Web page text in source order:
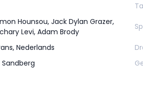
Hounsou, Jack Dylan Grazer,
Levi, Adam Brody
Nederlands
Sandberg